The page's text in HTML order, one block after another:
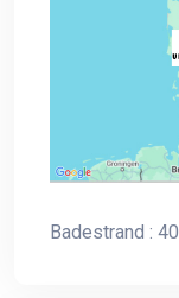
Badestrand :